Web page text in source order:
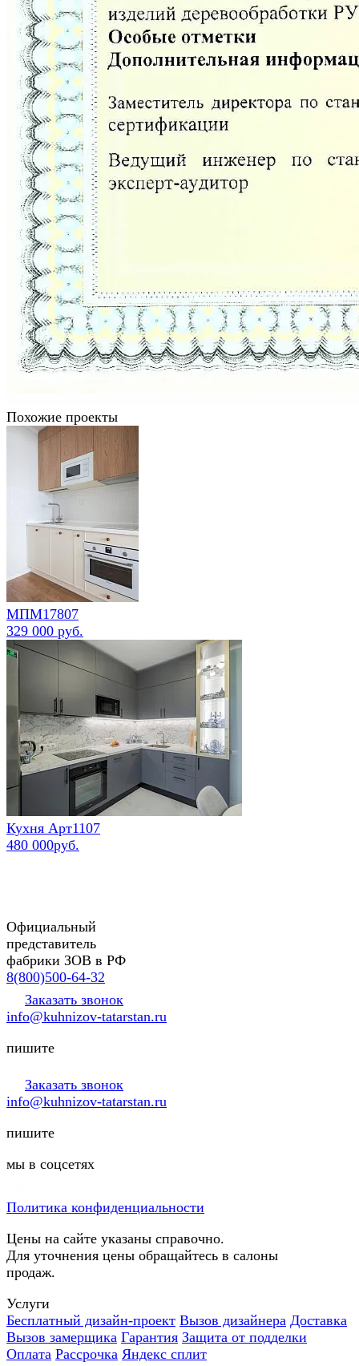
Похожие проекты
МПМ17807
329 000 руб.
Кухня Арт1107
480 000руб.
Официальный
представитель
фабрики ЗОВ в РФ
8(800)500-64-32
Заказать звонок
info@kuhnizov-tatarstan.ru
пишите
Заказать звонок
info@kuhnizov-tatarstan.ru
пишите
мы в соцсетях
Политика конфиденциальности
Цены на сайте указаны справочно.
Для уточнения цены обращайтесь в салоны
продаж.
Услуги
Бесплатный дизайн-проект Вызов дизайнера Доставка
Вызов замерщика Гарантия Защита от подделки
Оплата Рассрочка Яндекс сплит